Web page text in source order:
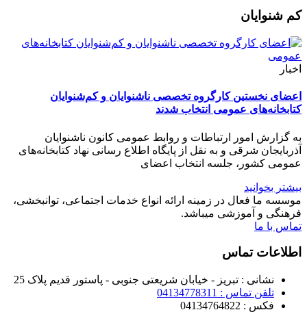
کم شنوایان
اخبار
اعضای نخستین کارگروه تخصصی ناشنوایان و کم‌شنوایان
کتابخانه‌های عمومی انتخاب شدند
به گزارش امور ارتباطات و روابط عمومی کانون ناشنوایان
آذربایجان شرقی و به نقل از پایگاه اطلاع‌ رسانی نهاد کتابخانه‌های
عمومی کشور، جلسه انتخاب اعضای
بیشتر بخوانید
موسسه ما فعال در زمینه ارائه انواع خدمات اجتماعی، توانبخشی،
فرهنگی و آموزشی میباشد.
تماس با ما
اطلاعات تماس
نشانی : تبریز - خیابان شریعتی جنوبی - پاستور قدیم پلاک 25
تلفن تماس : 04134778311
فکس : 04134764822